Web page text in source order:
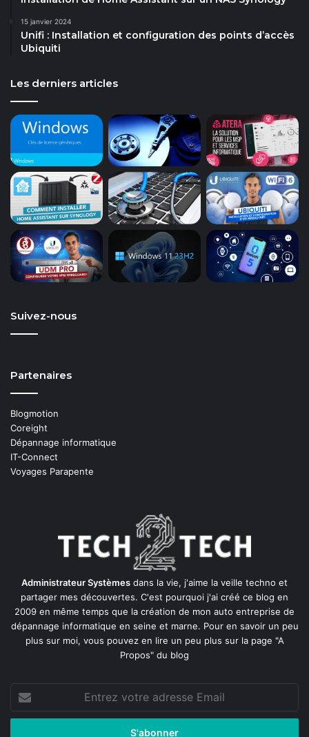
15 janvier 2024
Unifi : Installation et configuration des points d’accès
Ubiquiti
Les derniers articles
Suivez-nous
Partenaires
Blogmotion
Coreight
Dépannage informatique
IT-Connect
Voyages Parapente
Administrateur Systèmes dans la vie, j'aime la veille techno et
partager mes découvertes. C'est pourquoi j'ai créé ce blog en
2009 en même temps que la création de mon auto entreprise de
dépannage informatique en seine et marne. Pour en savoir un peu
plus sur moi, vous pouvez en lire un peu plus sur la page "A
Propos" du blog
Entrez
votre
adresse